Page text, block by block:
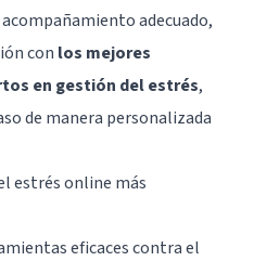
adecuado,
con los mejores
en gestión del estrés,
de manera personalizada
estrés online más
eficaces contra el